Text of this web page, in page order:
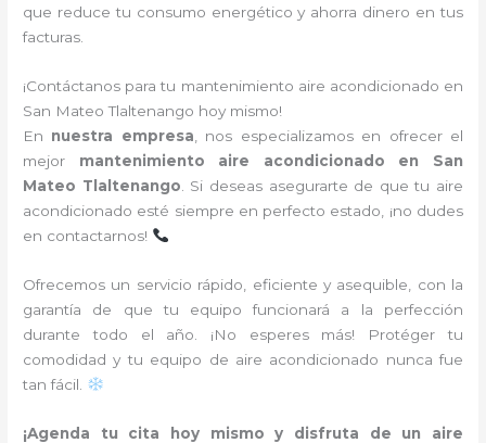
que reduce tu consumo energético y ahorra dinero en tus
facturas.
¡Contáctanos para tu mantenimiento aire acondicionado en
San Mateo Tlaltenango hoy mismo!
En nuestra empresa , nos especializamos en ofrecer el
mejor mantenimiento aire acondicionado en San
Mateo Tlaltenango . Si deseas asegurarte de que tu aire
acondicionado esté siempre en perfecto estado, ¡no dudes
en contactarnos!
Ofrecemos un servicio rápido, eficiente y asequible, con la
garantía de que tu equipo funcionará a la perfección
durante todo el año. ¡No esperes más! Protéger tu
comodidad y tu equipo de aire acondicionado nunca fue
tan fácil.
¡Agenda tu cita hoy mismo y disfruta de un aire